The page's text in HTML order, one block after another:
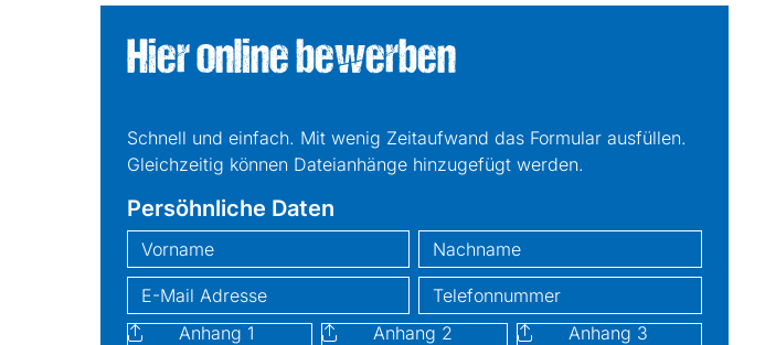
Hier online bewerben
Schnell und einfach. Mit wenig Zeitaufwand das Formular ausfüllen.
Gleichzeitig können Dateianhänge hinzugefügt werden.
Persöhnliche Daten
Vorname Nachname!
E-Mail Telefonnummer
Anhang 1 Anhang 2 Anhang 3